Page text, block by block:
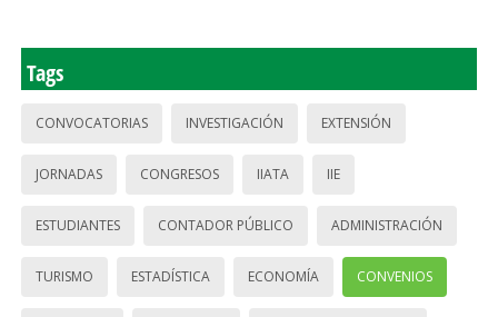
Tags
CONVOCATORIAS INVESTIGACIÓN EXTENSIÓN
JORNADAS CONGRESOS IIATA IIE
ESTUDIANTES CONTADOR PÚBLICO ADMINISTRACIÓN
TURISMO ESTADÍSTICA ECONOMÍA CONVENIOS